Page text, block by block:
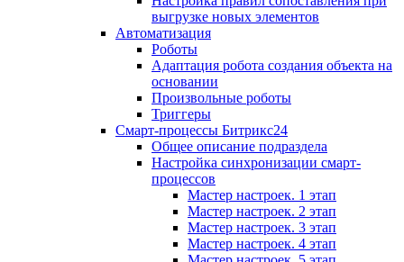
выгрузке новых элементов
Автоматизация
Роботы
Адаптация робота создания объекта на
основании
Произвольные роботы
Триггеры
Смарт-процессы Битрикс24
Общее описание подраздела
Настройка синхронизации смарт-
процессов
Мастер настроек. 1 этап
Мастер настроек. 2 этап
Мастер настроек. 3 этап
Мастер настроек. 4 этап